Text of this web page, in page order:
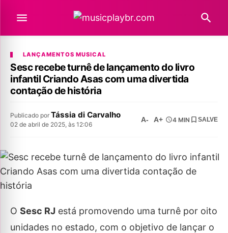
LANÇAMENTOS MUSICAL
Sesc recebe turnê de lançamento do livro
infantil Criando Asas com uma divertida
contação de história
Publicado por Tássia di Carvalho
02 de abril de 2025, às 12:06
A- A+ 4 MIN SALVE
O Sesc RJ está promovendo uma turnê por oito
unidades no estado, com o objetivo de lançar o